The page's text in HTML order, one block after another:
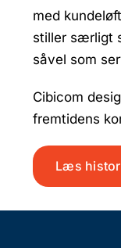
med
stiller særligt
såvel som
Cibicom
fremtidens
Læs